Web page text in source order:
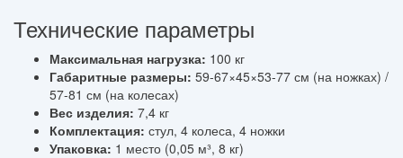
Технические параметры
Максимальная нагрузка: 100 кг
Габаритные размеры: 59-67×45×53-77 см (на ножках) /
57-81 см (на колесах)
Вес изделия: 7,4 кг
Комплектация: стул, 4 колеса, 4 ножки
Упаковка: 1 место (0,05 м³, 8 кг)